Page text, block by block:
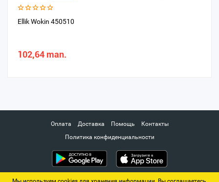
Ellik Wokin 450510
102,64 man.
Оплата Доставка Помощь
Контакты
Политика конфиденциальности